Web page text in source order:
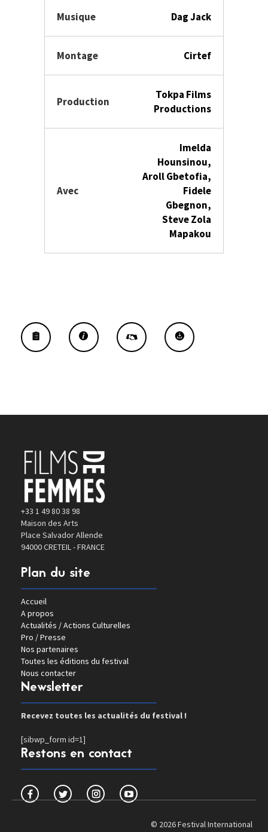
Musique Dag Jack
Montage Cirtef
Production
Tokpa Films
Productions
Avec
Imelda
Hounsinou,
Aroll Gbetofia,
Fidele
Gbegnon,
Steve Zola
Mapakou
+33 1 49 80 38 98
Maison des Arts
Place Salvador Allende
94000 CRETEIL - FRANCE
Plan du site
Accueil
A propos
Actualités / Actions Culturelles
Pro / Presse
Nos partenaires
Toutes les éditions du festival
Nous contacter
Newsletter
Recevez toutes les actualités du festival !
[sibwp_form id=1]
Restons en contact
© 2026 Festival International